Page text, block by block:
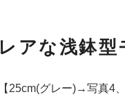
レアな浅鉢型
【25cm(グレー)→写真4